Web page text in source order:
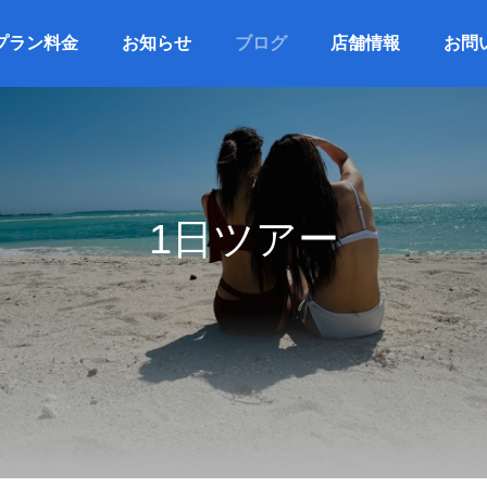
ラン料金 お知らせ ブログ 店舗情報 お問
1日ツアー